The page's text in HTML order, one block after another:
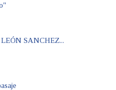
SANCHEZ...